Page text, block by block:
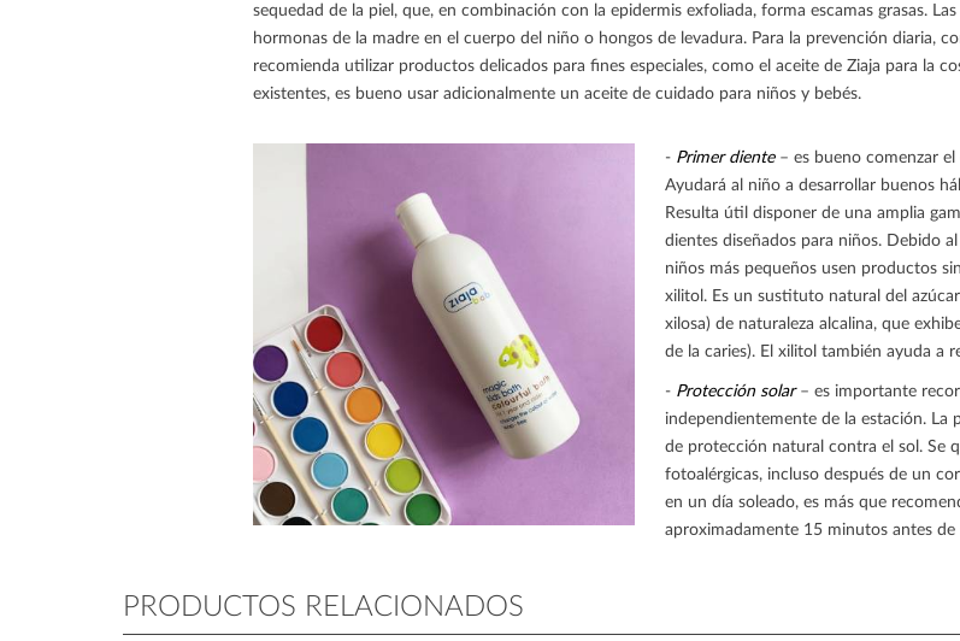
sequedad de la piel, que, en combinación con la epidermis exfoliada, forma escamas grasas.
hormonas de la madre en el cuerpo del niño o hongos de levadura. Para la prevención diaria,
recomienda utilizar productos delicados para fines especiales, como el aceite de Ziaja para la
existentes, es bueno usar adicionalmente un aceite de cuidado para niños y bebés.
- Primer diente– es bueno comenzar el
Ayudará al niño a desarrollar buenos
Resulta útil disponer de una amplia
dientes diseñados para niños. Debido
niños más pequeños usen productos
xilitol. Es un sustituto natural del
xilosa) de naturaleza alcalina, que
de la caries). El xilitol también ayuda a
- Protección solar– es importante
independientemente de la estación. La
de protección natural contra el sol. Se
fotoalérgicas, incluso después de un
en un día soleado, es más que
aproximadamente 15 minutos antes de
PRODUCTOS RELACIONADOS